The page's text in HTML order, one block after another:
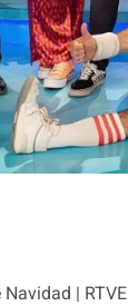
| RTVE